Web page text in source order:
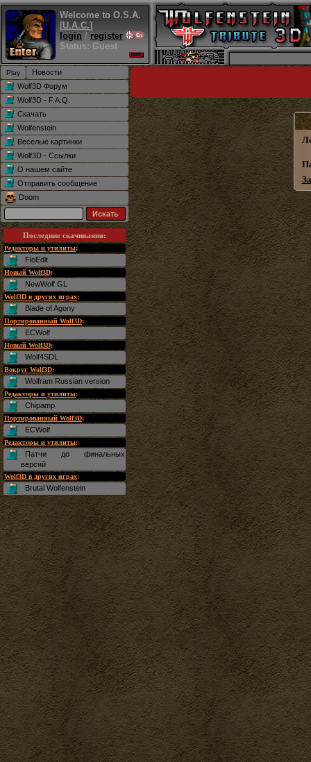
Welcome to O.S.A.
[U.A.C.]
login / register
Status: Guest
Новости
Wolf3D Форум
Wolf3D - F.A.Q.
Скачать
Wolfenstein
Веселые картинки
Wolf3D - Ссылки
О нашем сайте
Отправить сообщение
Doom
Последние скачивания:
Редакторы и утилиты:
FloEdit
Новый Wolf3D:
NewWolf GL
Wolf3D в других играх:
Blade of Agony
Портированный Wolf3D:
ECWolf
Новый Wolf3D:
Wolf4SDL
Вокруг Wolf3D:
Wolfram Russian version
Редакторы и утилиты:
Chipamp
Портированный Wolf3D:
ECWolf
Редакторы и утилиты:
Патчи до финальных
версий
Wolf3D в других играх:
Brutal Wolfenstein